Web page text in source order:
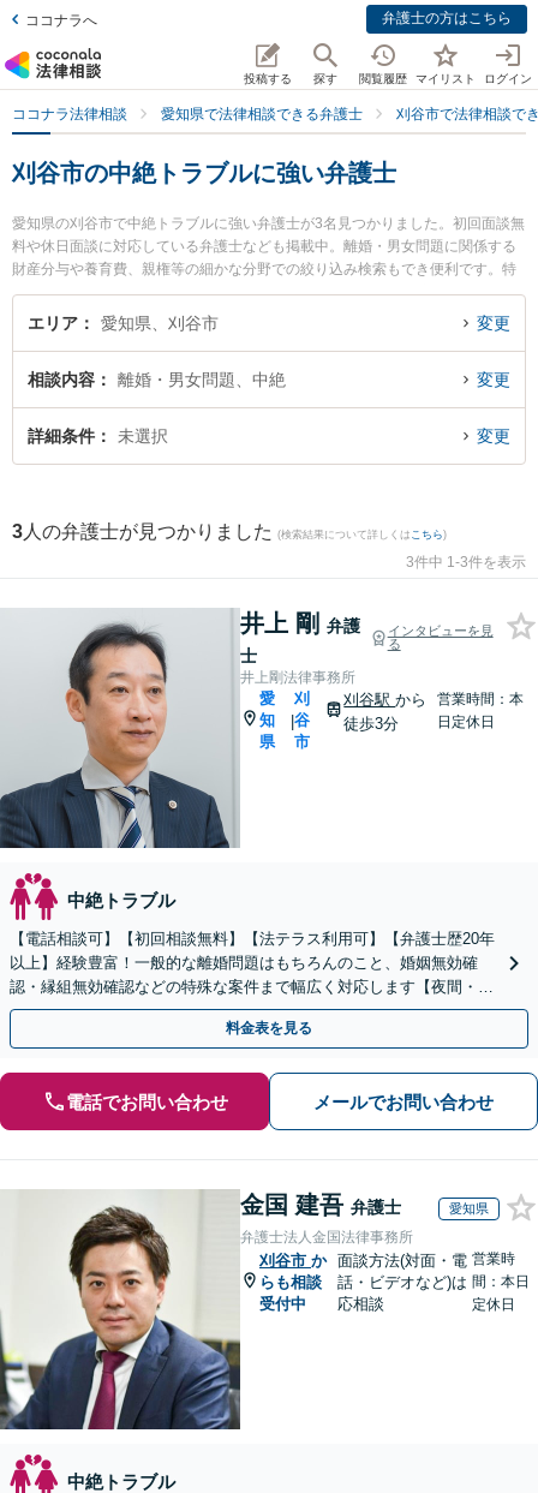
ココナラへ 弁護士の方はこちら
投稿する 探す 閲覧履歴 マイリスト ログイン
ココナラ法律相談 愛知県で法律相談できる弁護士 刈谷市で法律相談で
刈谷市の中絶トラブルに強い弁護士
愛知県の刈谷市で中絶トラブルに強い弁護士が3名見つかりました。初回面談無
料や休日面談に対応している弁護士なども掲載中。離婚・男女問題に関係する
財産分与や養育費、親権等の細かな分野での絞り込み検索もでき便利です。特
に井上剛法律事務所の井上 剛弁護士や井上剛法律事務所の大橋 翔弁護士、井上
剛法律事務所の山角 淳弁護士のプロフィール情報や弁護士費用、強みなどが注
くの弁護士を検索したい』『初回相談無料で中絶トラブルを法律相談できる刈
谷市内の弁護士に相談予約したい』などでお困りの相談者さんにおすすめで
す。
エリア 愛知県、刈谷市 変更
相談内容 離婚・男女問題、中絶 変更
詳細条件 未選択 変更
3 人の弁護士が見つかりました (検索結果について詳しくは こちら)
3件中 1-3件を表示
井上 剛 弁護
士
インタビューを見
る
井上剛法律事務所
愛
知
県
|
刈
谷
市
刈谷駅から
徒歩3分
営業時間：本
日定休日
中絶トラブル
【電話相談可】【初回相談無料】【法テラス利用可】【弁護士歴20年
以上】経験豊富！一般的な離婚問題はもちろんのこと、婚姻無効確
認・縁組無効確認などの特殊な案件まで幅広く対応します【夜間・休
日面談可】【完全個室】【子連れ相談可】【刈谷駅3分】
料金表を見る
電話でお問い合わせ メールでお問い合わせ
金国 建吾 弁護士 愛知県
弁護士法人金国法律事務所
刈谷市 か
らも相談
受付中
面談方法(対面・電
話・ビデオなど)は
応相談
営業時
間：本日
定休日
中絶トラブル